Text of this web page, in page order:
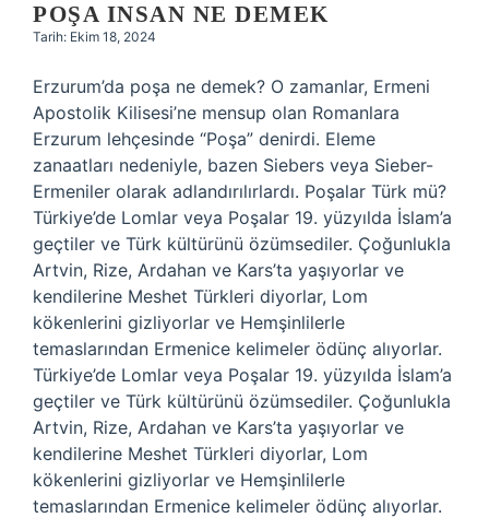
POŞA INSAN NE DEMEK
Tarih: Ekim 18, 2024
Erzurum’da poşa ne demek? O zamanlar, Ermeni
Apostolik Kilisesi’ne mensup olan Romanlara
Erzurum lehçesinde “Poşa” denirdi. Eleme
zanaatları nedeniyle, bazen Siebers veya Sieber-
Ermeniler olarak adlandırılırlardı. Poşalar Türk mü?
Türkiye’de Lomlar veya Poşalar 19. yüzyılda İslam’a
geçtiler ve Türk kültürünü özümsediler. Çoğunlukla
Artvin, Rize, Ardahan ve Kars’ta yaşıyorlar ve
kendilerine Meshet Türkleri diyorlar, Lom
kökenlerini gizliyorlar ve Hemşinlilerle
temaslarından Ermenice kelimeler ödünç alıyorlar.
Türkiye’de Lomlar veya Poşalar 19. yüzyılda İslam’a
geçtiler ve Türk kültürünü özümsediler. Çoğunlukla
Artvin, Rize, Ardahan ve Kars’ta yaşıyorlar ve
kendilerine Meshet Türkleri diyorlar, Lom
kökenlerini gizliyorlar ve Hemşinlilerle
temaslarından Ermenice kelimeler ödünç alıyorlar.